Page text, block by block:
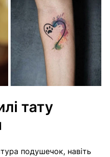
тату
подушечок, навіть